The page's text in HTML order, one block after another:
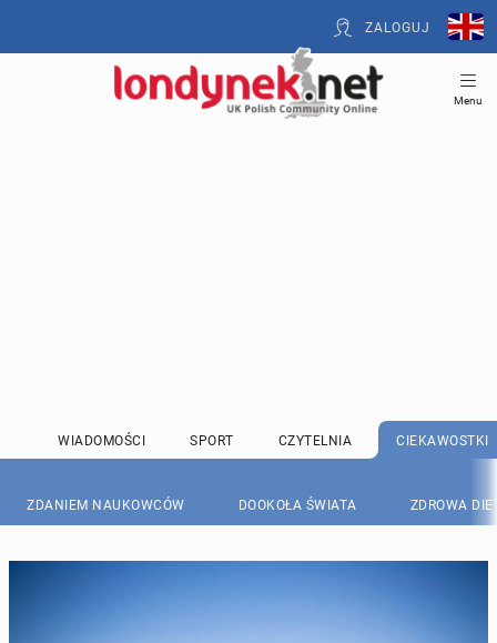
ZALOGUJ
Menu
WIADOMOŚCI SPORT CZYTELNIA CIEKAWOSTKI
ZDANIEM NAUKOWCÓW DOOKOŁA ŚWIATA ZDROWA